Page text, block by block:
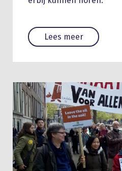
Lees meer